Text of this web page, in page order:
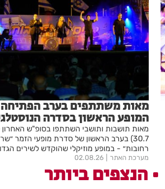
מאות משתתפים בערב
המופע הראשון בסדרה
"שרים לך רחובות" יצא לדרך
ה-17
מאות תושבות ותושבי השתתפו בסופ"ש האחרון
30.7) בערב הראשון של סדרת מופעי הזמר
רחובות״ - במופע מוזיקלי שהוקדש לשירים
הקולנוע הישראלי. ארבעה מופעים נוספים
חמישי ברחבת העירייה. הכניסה חופשית
מערכת האתר 02.08.26
הנצפים ביותר